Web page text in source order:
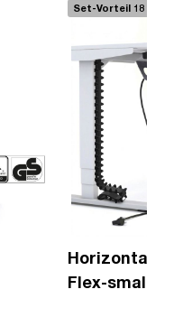
Set-Vorteil 18 €
Horizontaler
Flex-small +